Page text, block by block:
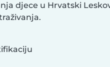
djece u Hrvatski